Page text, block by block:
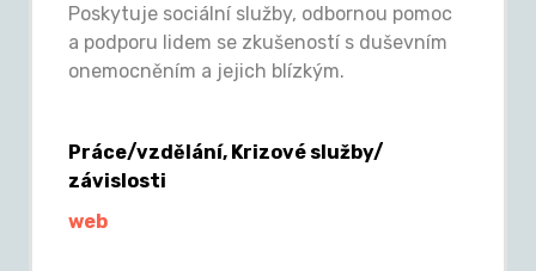
Poskytuje sociální služby, odbornou pomoc
a podporu lidem se zkušeností s duševním
onemocněním a jejich blízkým.
Práce/vzdělání, Krizové služby/
závislosti
web